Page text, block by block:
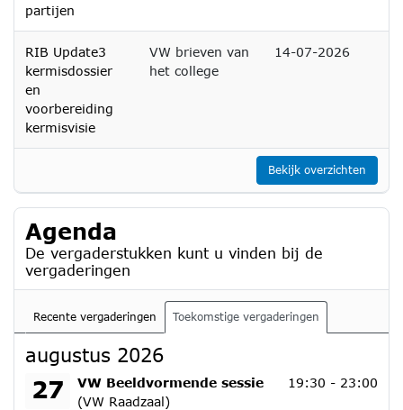
partijen
RIB Update3
kermisdossier
en
voorbereiding
kermisvisie
VW brieven van
het college
14-07-2026
Bekijk overzichten
Agenda
De vergaderstukken kunt u vinden bij de
vergaderingen
Recente vergaderingen Toekomstige vergaderingen
augustus 2026
27
VW Beeldvormende sessie
(VW Raadzaal)
donderdag 27 augustus 2026 19:30 - 23:00